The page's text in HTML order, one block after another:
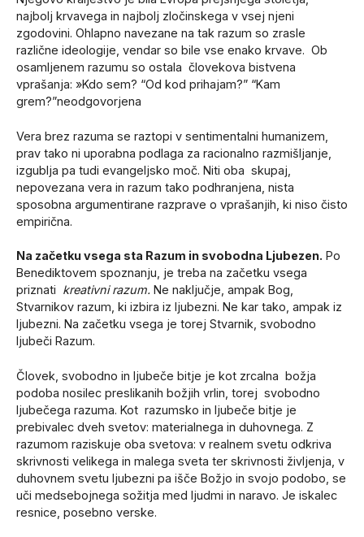
najbolj krvavega in najbolj zločinskega v vsej njeni
zgodovini. Ohlapno navezane na tak razum so zrasle
različne ideologije, vendar so bile vse enako krvave. Ob
osamljenem razumu so ostala človekova bistvena
vprašanja: »Kdo sem? “Od kod prihajam?” “Kam
grem?”neodgovorjena
Vera brez razuma se raztopi v sentimentalni humanizem,
prav tako ni uporabna podlaga za racionalno razmišljanje,
izgublja pa tudi evangeljsko moč. Niti oba skupaj,
nepovezana vera in razum tako podhranjena, nista
sposobna argumentirane razprave o vprašanjih, ki niso čisto
empirična.
Na začetku vsega sta Razum in svobodna Ljubezen. Po
Benediktovem spoznanju, je treba na začetku vsega
priznati kreativni razum. Ne naključje, ampak Bog,
Stvarnikov razum, ki izbira iz ljubezni. Ne kar tako, ampak iz
ljubezni. Na začetku vsega je torej Stvarnik, svobodno
ljubeči Razum.
Človek, svobodno in ljubeče bitje je kot zrcalna božja
podoba nosilec preslikanih božjih vrlin, torej svobodno
ljubečega razuma. Kot razumsko in ljubeče bitje je
prebivalec dveh svetov: materialnega in duhovnega. Z
razumom raziskuje oba svetova: v realnem svetu odkriva
skrivnosti velikega in malega sveta ter skrivnosti življenja, v
duhovnem svetu ljubezni pa išče Božjo in svojo podobo, se
uči medsebojnega sožitja med ljudmi in naravo. Je iskalec
resnice, posebno verske.